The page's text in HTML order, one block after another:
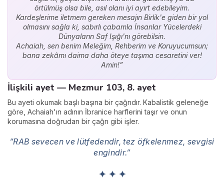
örtülmüş olsa bile, asıl olanı iyi ayırt edebileyim.
Kardeşlerime iletmem gereken mesajın Birlik'e giden bir yol
olmasını sağla ki, sabırlı çabamla İnsanlar Yücelerdeki
Dünyaların Saf Işığı'nı görebilsin.
Achaiah, sen benim Meleğim, Rehberim ve Koruyucumsun;
bana zekâmı daima daha öteye taşıma cesaretini ver!
Amin!”
İlişkili ayet — Mezmur 103, 8. ayet
Bu ayeti okumak başlı başına bir çağrıdır. Kabalistik geleneğe
göre, Achaiah'ın adının İbranice harflerini taşır ve onun
korumasına doğrudan bir çağrı gibi işler.
“RAB sevecen ve lütfedendir, tez öfkelenmez, sevgisi
engindir.”
✦ ✦ ✦